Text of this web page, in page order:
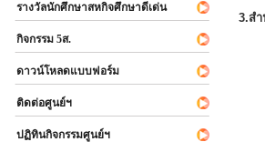
รางวัลนักศึกษาสหกิจศึกษาดีเด่น
กิจกรรม 5ส.
ดาวน์โหลดแบบฟอร์ม
ติดต่อศูนย์ฯ
ปฏิทินกิจกรรมศูนย์ฯ
3.ส